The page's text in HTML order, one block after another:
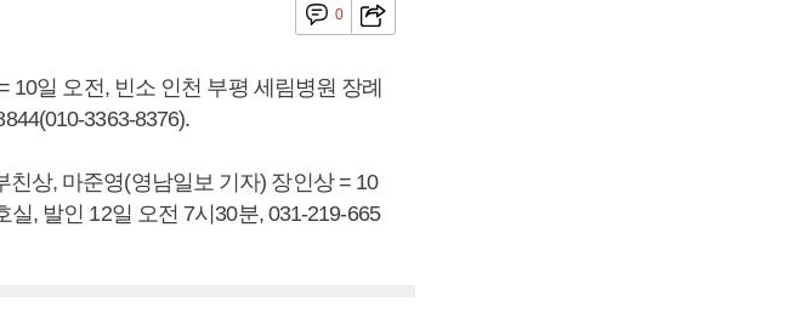
0
일 오전, 빈소 인천 부평 세림병원 장례
3363-8376).
상, 마준영(영남일보 기자) 장인상 = 10
, 발인 12일 오전 7시30분, 031-219-665